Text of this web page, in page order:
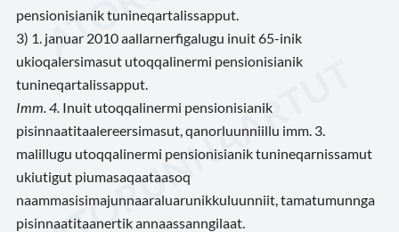
pensionisianik tunineqartalissapput.
3) 1. januar 2010 aallarnerfigalugu inuit 65-inik
ukioqalersimasut utoqqalinermi pensionisianik
tunineqartalissapput.
Imm. 4. Inuit utoqqalinermi pensionisianik
pisinnaatitaalereersimasut, qanorluunniillu imm. 3.
malillugu utoqqalinermi pensionisianik tunineqarnissamut
ukiutigut piumasaqaataasoq
naammasisimajunnaaraluarunikkuluunniit, tamatumunnga
pisinnaatitaanertik annaassanngilaat.